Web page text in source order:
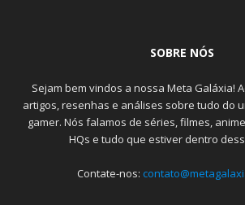
SOBRE NÓS
Sejam bem vindos a nossa Meta Galáxia!
artigos, resenhas e análises sobre tudo do
gamer. Nós falamos de séries, filmes,
HQs e tudo que estiver dentro
Contate-nos: